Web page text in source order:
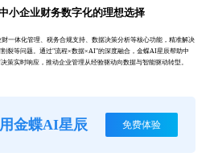
企业财务数字化的理想选择
一体化管理、税务合规支持、数据决策分析等核心功能，精准解决
裂等问题。通过"流程×数据×AI"的深度融合，金蝶AI星辰帮助中
策实时响应，推动企业管理从经验驱动向数据与智能驱动转型。
金蝶AI星辰 免费体验